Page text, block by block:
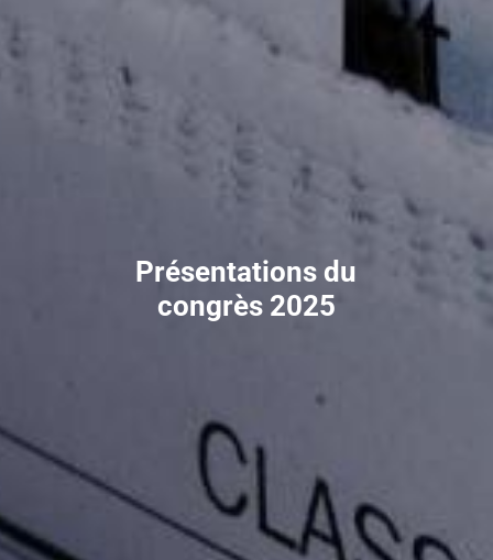
Présentations du
congrès 2025